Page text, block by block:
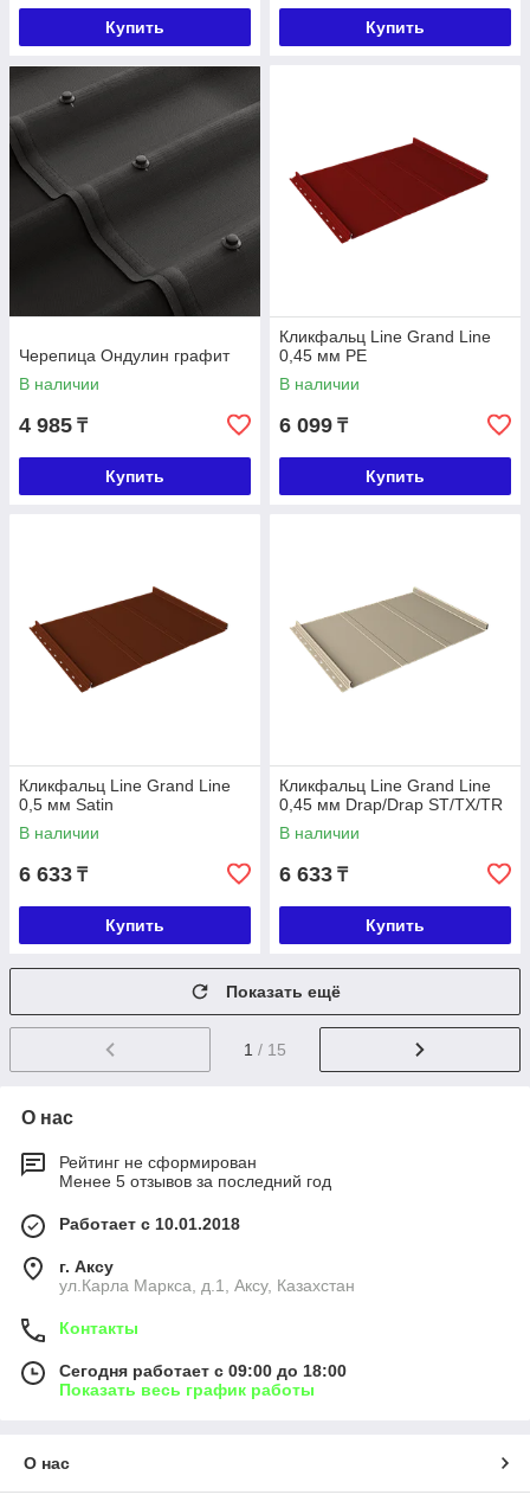
Купить Купить
Черепица Ондулин графит
В наличии
4 985 ₸
Купить
Кликфальц Line Grand Line
0,45 мм PE
В наличии
6 099 ₸
Купить
Кликфальц Line Grand Line
0,5 мм Satin
В наличии
6 633 ₸
Купить
Кликфальц Line Grand Line
0,45 мм Drap/Drap ST/TX/TR
В наличии
6 633 ₸
Купить
Показать ещё
1 / 15
О нас
Рейтинг не сформирован
Менее 5 отзывов за последний год
Работает с 10.01.2018
г. Аксу
ул.Карла Маркса, д.1, Аксу, Казахстан
Контакты
Сегодня работает с 09:00 до 18:00
Показать весь график работы
О нас